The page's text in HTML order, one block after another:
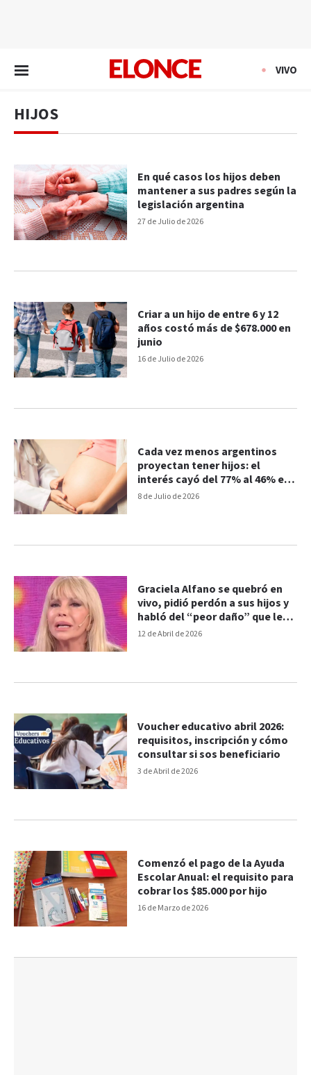
VIVO
HIJOS
27 de Julio de 2026
En qué casos los hijos deben
mantener a sus padres según la
legislación argentina
16 de Julio de 2026
Criar a un hijo de entre 6 y 12
años costó más de $678.000 en
junio
8 de Julio de 2026
Cada vez menos argentinos
proyectan tener hijos: el
interés cayó del 77% al 46% en
diez años
12 de Abril de 2026
Graciela Alfano se quebró en
vivo, pidió perdón a sus hijos y
habló del “peor daño” que les
hizo
3 de Abril de 2026
Voucher educativo abril 2026:
requisitos, inscripción y cómo
consultar si sos beneficiario
16 de Marzo de 2026
Comenzó el pago de la Ayuda
Escolar Anual: el requisito para
cobrar los $85.000 por hijo